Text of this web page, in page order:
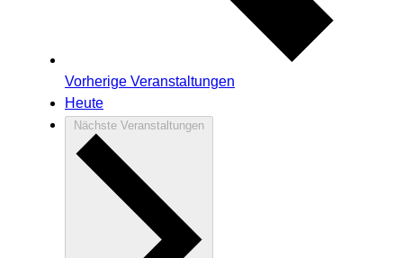
Vorherige Veranstaltungen
Heute
Nächste Veranstaltungen